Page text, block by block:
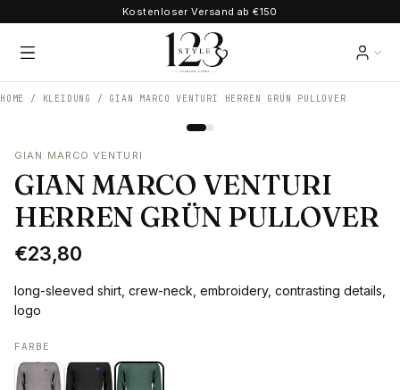
Kostenloser Versand ab €150
HOME / KLEIDUNG / GIAN MARCO VENTURI HERREN GRÜN PULLOVER
GIAN MARCO VENTURI
GIAN MARCO VENTURI
HERREN GRÜN PULLOVER
€23,80
long-sleeved shirt, crew-neck, embroidery, contrasting details,
logo
FARBE